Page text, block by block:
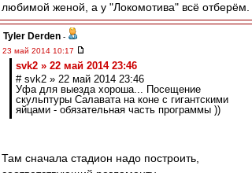
любимой женой, а у "Локомотива" всё отберём.
Tyler Derden -
23 май 2014 10:17
svk2 » 22 май 2014 23:46
# svk2 » 22 май 2014 23:46
Уфа для выезда хороша... Посещение
скульптуры Салавата на коне с гигантскими
яйцами - обязательная часть программы ))
Там сначала стадион надо построить,